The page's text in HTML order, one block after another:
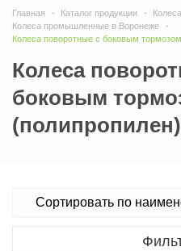
Главная Каталог продукции
Колеса промышленные в Воронеже
Колеса поворотные c боковым
Колеса
боковым